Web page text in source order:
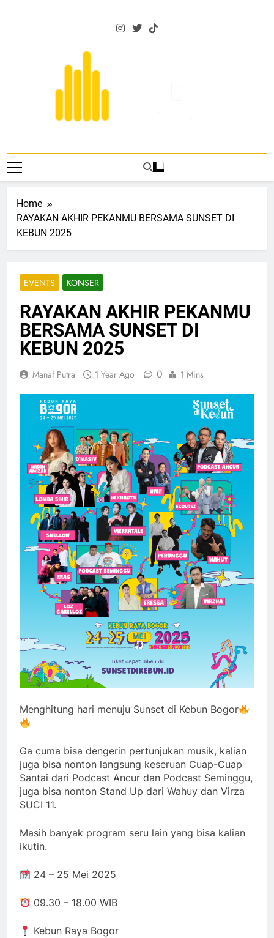
Project Konser
Home
RAYAKAN AKHIR PEKANMU BERSAMA SUNSET DI
KEBUN 2025
EVENTS KONSER
RAYAKAN AKHIR PEKANMU
BERSAMA SUNSET DI
KEBUN 2025
Manaf Putra 1 Year Ago 0 1 Mins
Menghitung hari menuju Sunset di Kebun Bogor
Ga cuma bisa dengerin pertunjukan musik, kalian
juga bisa nonton langsung keseruan Cuap-Cuap
Santai dari Podcast Ancur dan Podcast Seminggu,
juga bisa nonton Stand Up dari Wahuy dan Virza
SUCI 11.
Masih banyak program seru lain yang bisa kalian
ikutin.
24 – 25 Mei 2025
09.30 – 18.00 WIB
Kebun Raya Bogor